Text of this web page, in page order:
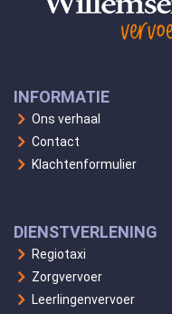
INFORMATIE
Ons verhaal
Contact
Klachtenformulier
DIENSTVERLENING
Regiotaxi
Zorgvervoer
Leerlingenvervoer